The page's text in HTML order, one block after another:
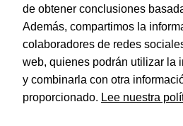
© Dohe - Camino de
28970 • Humanes de
ESPAÑA
de obtener conclusiones
Además, compartimos la
colaboradores de redes
web, quienes podrán utilizar la
y combinarla con otra
proporcionado. Lee nuestra